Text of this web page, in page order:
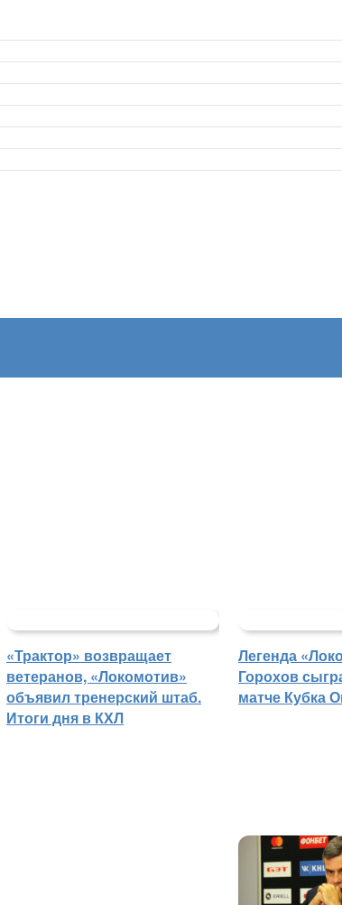
«Трактор» возвращает
ветеранов, «Локомотив»
объявил тренерский штаб.
Итоги дня в КХЛ
Легенда
Горохов
матче Кубка